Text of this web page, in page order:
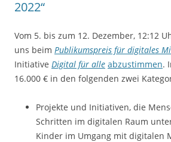
2022“
Vom 5. bis zum 12. Dezember, 12:12
uns beim Publikumspreis für digitales
Initiative Digital für alle abzustimmen.
16.000 € in den folgenden zwei
Projekte und Initiativen, die
Schritten im digitalen Raum
Kinder im Umgang mit digitalen